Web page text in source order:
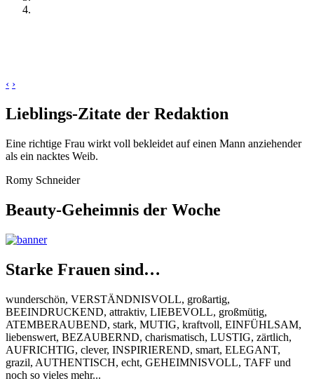
‹ ›
Lieblings-Zitate der Redaktion
Eine richtige Frau wirkt voll bekleidet auf einen Mann anziehender
als ein nacktes Weib.
Romy Schneider
Beauty-Geheimnis der Woche
Starke Frauen sind…
wunderschön, VERSTÄNDNISVOLL, großartig,
BEEINDRUCKEND, attraktiv, LIEBEVOLL, großmütig,
ATEMBERAUBEND, stark, MUTIG, kraftvoll, EINFÜHLSAM,
liebenswert, BEZAUBERND, charismatisch, LUSTIG, zärtlich,
AUFRICHTIG, clever, INSPIRIEREND, smart, ELEGANT,
grazil, AUTHENTISCH, echt, GEHEIMNISVOLL, TAFF und
noch so vieles mehr...